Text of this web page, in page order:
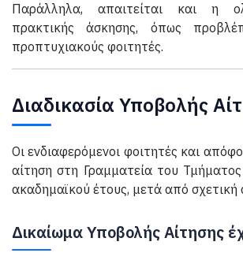
Παράλληλα, απαιτείται και η
πρακτικής άσκησης, όπως
προπτυχιακούς φοιτητές.
Διαδικασία Υποβολής
Οι ενδιαφερόμενοι φοιτητές και
αίτηση στη Γραμματεία του
ακαδημαϊκού έτους, μετά από σχετική
Δικαίωμα Υποβολής Αίτησης